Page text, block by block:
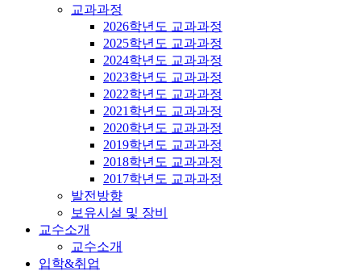
교과과정
2026학년도 교과과정
2025학년도 교과과정
2024학년도 교과과정
2023학년도 교과과정
2022학년도 교과과정
2021학년도 교과과정
2020학년도 교과과정
2019학년도 교과과정
2018학년도 교과과정
2017학년도 교과과정
발전방향
보유시설 및 장비
교수소개
교수소개
입학&취업